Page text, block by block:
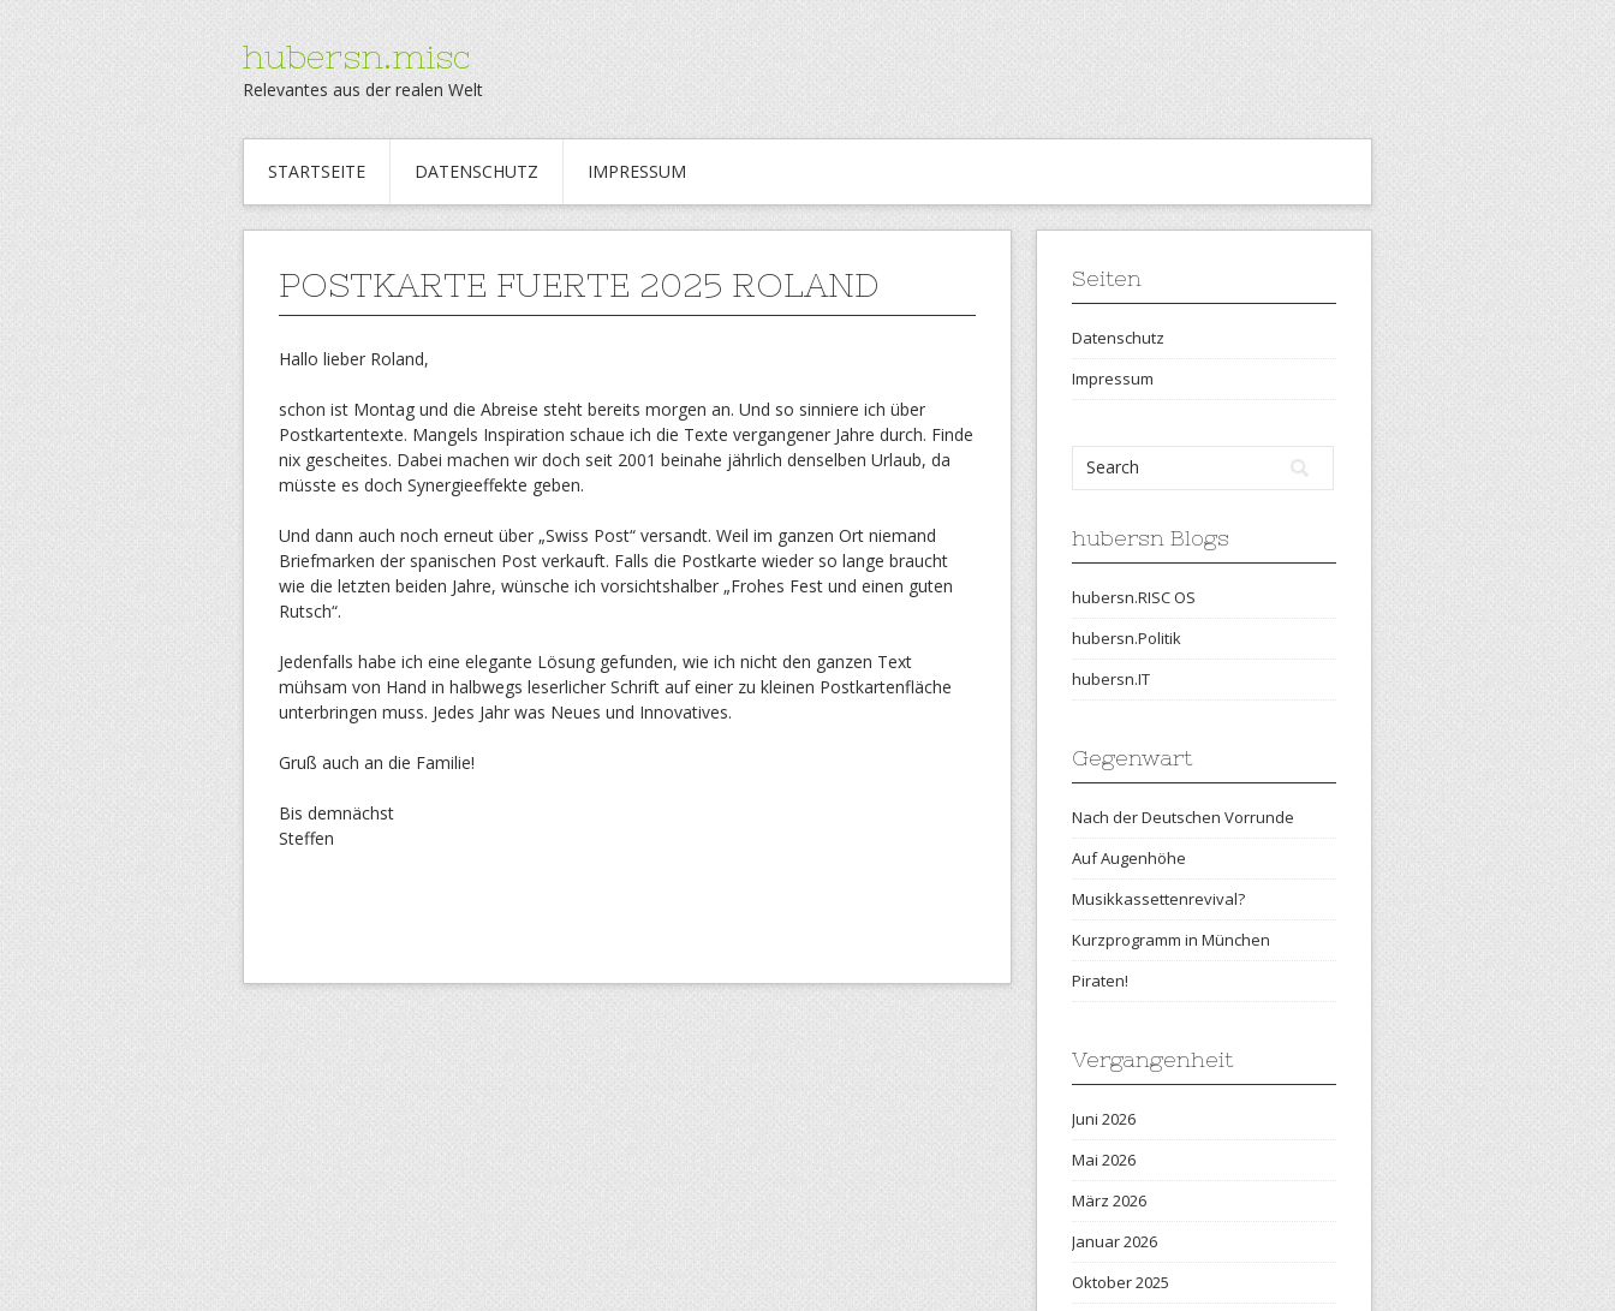
hubersn.misc
Relevantes aus der realen Welt
STARTSEITE DATENSCHUTZ IMPRESSUM
POSTKARTE FUERTE 2025 ROLAND
Hallo lieber Roland,
schon ist Montag und die Abreise steht bereits morgen an. Und so sinniere ich über
Postkartentexte. Mangels Inspiration schaue ich die Texte vergangener Jahre durch. Finde
nix gescheites. Dabei machen wir doch seit 2001 beinahe jährlich denselben Urlaub, da
müsste es doch Synergieeffekte geben.
Und dann auch noch erneut über „Swiss Post“ versandt. Weil im ganzen Ort niemand
Briefmarken der spanischen Post verkauft. Falls die Postkarte wieder so lange braucht
wie die letzten beiden Jahre, wünsche ich vorsichtshalber „Frohes Fest und einen guten
Rutsch“.
Jedenfalls habe ich eine elegante Lösung gefunden, wie ich nicht den ganzen Text
mühsam von Hand in halbwegs leserlicher Schrift auf einer zu kleinen Postkartenfläche
unterbringen muss. Jedes Jahr was Neues und Innovatives.
Gruß auch an die Familie!
Bis demnächst
Steffen
Seiten
Datenschutz
Impressum
hubersn Blogs
hubersn.RISC OS
hubersn.Politik
hubersn.IT
Gegenwart
Nach der Deutschen Vorrunde
Auf Augenhöhe
Musikkassettenrevival?
Kurzprogramm in München
Piraten!
Vergangenheit
Juni 2026
Mai 2026
März 2026
Januar 2026
Oktober 2025